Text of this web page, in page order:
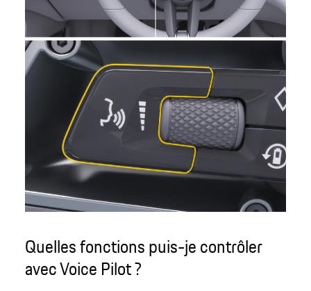
Quelles fonctions puis-je contrôler
avec Voice Pilot ?